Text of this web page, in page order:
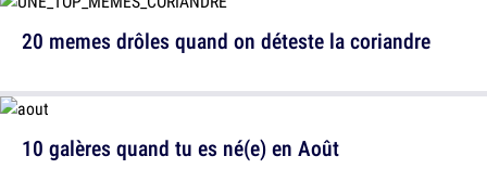
20 memes drôles quand on déteste la coriandre
10 galères quand tu es né(e) en Août